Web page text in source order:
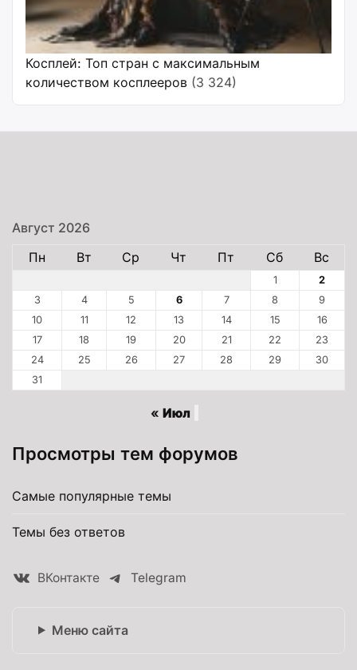
Косплей: Топ стран с максимальным
количеством косплееров (3 324)
Август 2026
Пн
Вт Ср Чт Пт Сб Вс
1
2
3
4 5 6 7 8
9
10
11 12 13 14 15
16
17
18 19 20 21 22
23
24
25 26 27 28 29
30
31
« Июл
Просмотры тем форумов
Самые популярные темы
Темы без ответов
ВКонтакте Telegram
Меню сайта